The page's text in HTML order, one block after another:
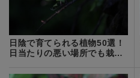
日陰で育てられる植物50選！
日当たりの悪い場所でも栽培